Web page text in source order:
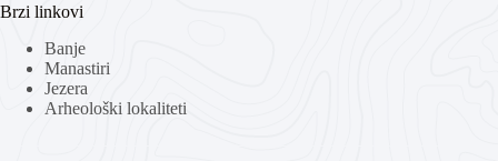
Brzi linkovi
Banje
Manastiri
Jezera
Arheološki lokaliteti